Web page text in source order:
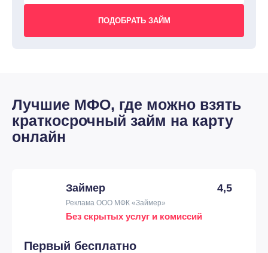
Лучшие МФО, где можно взять
краткосрочный займ на карту
онлайн
Займер 4,5
Реклама ООО МФК «Займер»
Без скрытых услуг и комиссий
Первый бесплатно